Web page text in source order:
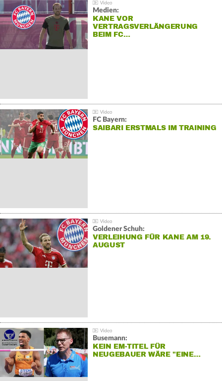
Medien:
KANE VOR
VERTRAGSVERLÄNGERUNG
BEIM FC…
FC Bayern:
SAIBARI ERSTMALS IM TRAINING
Goldener Schuh:
VERLEIHUNG FÜR KANE AM 19.
AUGUST
Busemann:
KEIN EM-TITEL FÜR
NEUGEBAUER WÄRE "EINE…